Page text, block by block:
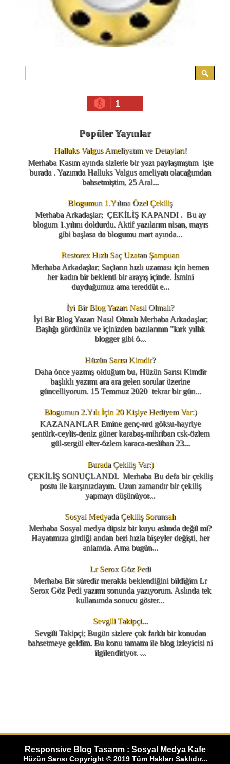
1
Popüler Yayınlar
Halluks Valgus Ameliyatım ve Detayları!
Merhaba Kasım ayında sizlerle bir yazı paylaşmıştım işte
burada . Yazımda Halluks Valgus ameliyatı olacağımdan
bahsetmiştim, 25 Aral...
Blogumun 1.Yılına Özel Çekiliş
Merhaba Arkadaşlar; ÇEKİLİŞ KAPANDI . Bu ay
blogum 1.yılını doldurdu. Aktif yazılarım nisan, mayıs
gibi başlasa da blogumu mart ayında...
Restorex Hızlı Saç Uzatan Şampuan
Merhaba Arkadaşlar; Saçların hızlı uzaması için hemen
her kadın bir beklenti bir arayış içinde. İsmini
duyduğumuz ama tereddüt e...
İyi Bir Blog Yazarı Nasıl Olmalı?
İyi Bir Blog Yazarı Nasıl Olmalı Merhaba Arkadaşlar;
Başlığı gördünüz ve içinizden bazılarının "kırk yıllık
blogger gibi ö...
Hüzün Sarısı Kimdir?
Daha önce yazmış olduğum bu, Hüzün Sarısı Kimdir
başlıklı yazımı ara ara gelen sorular üzerine
güncelliyorum. 15 Temmuz 2020 tekrar bir gün...
Blogumun 2.Yılı İçin 20 Kişiye Hediyem Var:)
KAZANANLAR Emine genç-nrd göksu-hayriye
şentürk-ceylis-deniz güner karabaş-mihriban csk-özlem
gül-sergül elter-özlem karaca-neslihan 23...
Burada Çekiliş Var:)
ÇEKİLİŞ SONUÇLANDI. Merhaba Bu defa bir çekiliş
postu ile karşınızdayım. Uzun zamandır bir çekiliş
yapmayı düşünüyor...
Sosyal Medyada Çekiliş Sorunsalı
Merhaba Sosyal medya dipsiz bir kuyu aslında değil mi?
Hayatımıza girdiği andan beri hızla bişeyler değişti, her
anlamda. Ama bugün...
Lr Serox Göz Pedi
Merhaba Bir süredir merakla beklendiğini bildiğim Lr
Serox Göz Pedi yazımı sonunda yazıyorum. Aslında tek
kullanımda sonucu göster...
Sevgili Takipçi...
Sevgili Takipçi; Bugün sizlere çok farklı bir konudan
bahsetmeye geldim. Bu konu tamamı ile blog izleyicisi ni
ilgilendiriyor. ...
Responsive Blog Tasarım : Sosyal Medya Kafe
Hüzün Sarısı Copyright © 2019 Tüm Hakları Saklıdır...